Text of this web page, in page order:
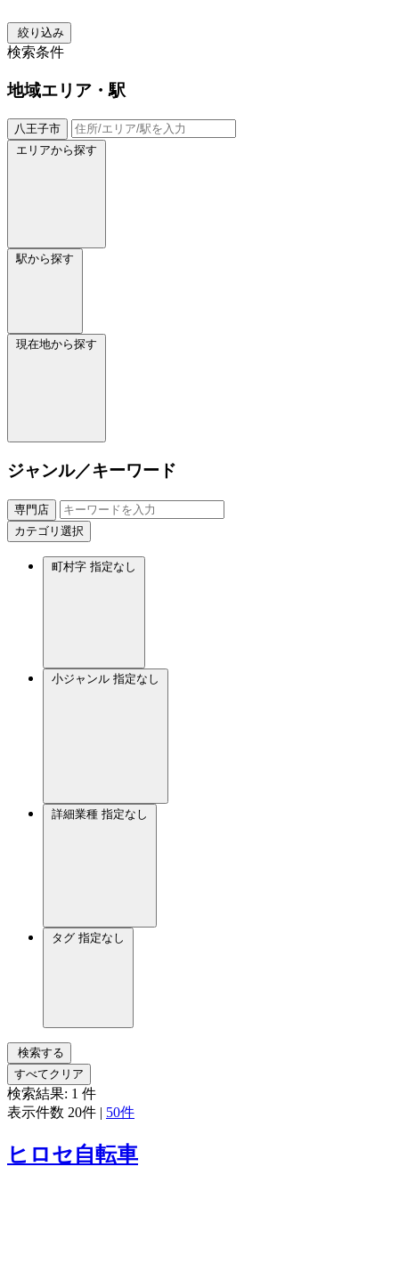
絞り込み
検索条件
地域エリア・駅
八王子市
エリアから探す
駅から探す
現在地から探す
ジャンル／キーワード
専門店
カテゴリ選択
町村字 指定なし
小ジャンル 指定なし
詳細業種 指定なし
タグ 指定なし
検索する
すべてクリア
検索結果: 1 件
表示件数 20件 | 50件
ヒロセ自転車